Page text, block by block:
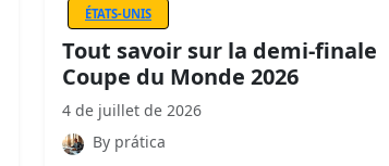
ÉTATS-UNIS
Tout savoir sur la demi-finale
Coupe du Monde 2026
4 de juillet de 2026
By prática